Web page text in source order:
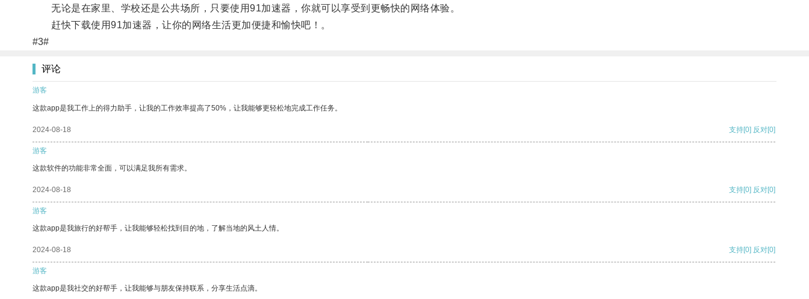
无论是在家里、学校还是公共场所，只要使用91加速器，你就可以享受到更畅快的网络体验。
赶快下载使用91加速器，让你的网络生活更加便捷和愉快吧！。
#3#
评论
游客
这款app是我工作上的得力助手，让我的工作效率提高了50%，让我能够更轻松地完成工作任务。
2024-08-18 支持[0] 反对[0]
游客
这款软件的功能非常全面，可以满足我所有需求。
2024-08-18 支持[0] 反对[0]
游客
这款app是我旅行的好帮手，让我能够轻松找到目的地，了解当地的风土人情。
2024-08-18 支持[0] 反对[0]
游客
这款app是我社交的好帮手，让我能够与朋友保持联系，分享生活点滴。